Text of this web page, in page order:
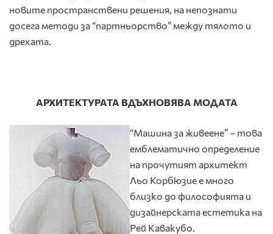
новите пространствени решения, на непознати
досега методи за “партньорство” между тялото и
дрехата.
АРХИТЕКТУРАТА ВДЪХНОВЯВА МОДАТА
“Машина за живеене” – това
емблематично определение
на прочутият архитект
Льо Корбюзие е много
близко до философията и
дизайнерската естетика на
Рей Кавакубо.